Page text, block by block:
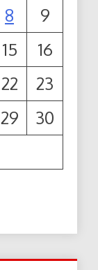
8
9
15
16
22
23
29
30